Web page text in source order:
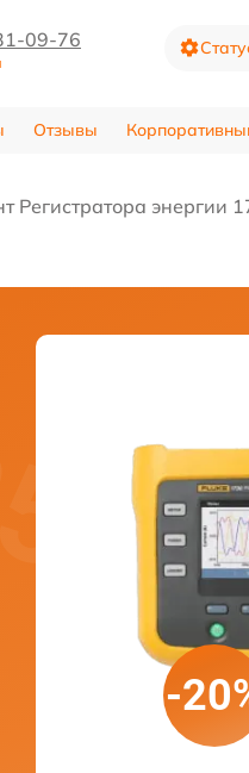
09-76
Отзывы
Регистратора энергии
-